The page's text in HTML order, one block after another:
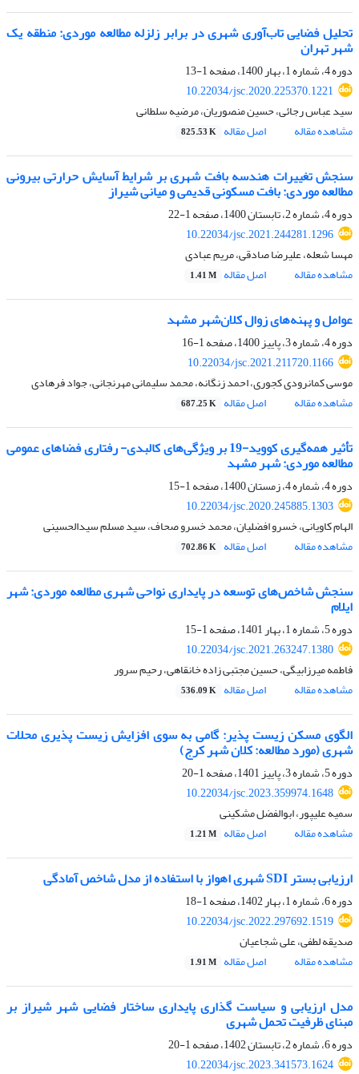
تحلیل فضایی تاب‌آوری شهری در برابر زلزله مطالعه موردی: منطقه یک
شهر تهران
دوره 4، شماره 1، بهار 1400، صفحه
1-13
10.22034/jsc.2020.225370.1221
سید عباس رجائی، حسین منصوریان، مرضیه سلطانی
مشاهده مقاله
اصل مقاله 825.53 K
سنجش تغییرات هندسه بافت شهری بر شرایط آسایش حرارتی بیرونی
مطالعه موردی: بافت مسکونی قدیمی و میانی شیراز
دوره 4، شماره 2، تابستان 1400، صفحه
1-22
10.22034/jsc.2021.244281.1296
مهسا شعله، علیرضا صادقی، مریم عبادی
مشاهده مقاله
اصل مقاله 1.41 M
عوامل و پهنه‌های زوال کلان‌شهر مشهد
دوره 4، شماره 3، پاییز 1400، صفحه
1-16
10.22034/jsc.2021.211720.1166
موسی کمانرودی کجوری، احمد زنگانه، محمد سلیمانی مهرنجانی، جواد فرهادی
مشاهده مقاله
اصل مقاله 687.25 K
تأثیر همه‌گیری کووید-19 بر ویژگی‌های کالبدی- رفتاری فضاهای عمومی
مطالعه موردی: شهر مشهد
دوره 4، شماره 4، زمستان 1400، صفحه
1-15
10.22034/jsc.2020.245885.1303
الهام کاویانی، خسرو افضلیان، محمد خسرو صحاف، سید مسلم سیدالحسینی
مشاهده مقاله
اصل مقاله 702.86 K
سنجش شاخص‌های توسعه در پایداری نواحی شهری مطالعه موردی: شهر
ایلام
دوره 5، شماره 1، بهار 1401، صفحه
1-15
10.22034/jsc.2021.263247.1380
فاطمه میرزابیگی، حسین مجتبی زاده خانقاهی، رحیم سرور
مشاهده مقاله
اصل مقاله 536.09 K
الگوی مسکن زیست پذیر: گامی به سوی افزایش زیست پذیری محلات
شهری (مورد مطالعه: کلان شهر کرج)
دوره 5، شماره 3، پاییز 1401، صفحه
1-20
10.22034/jsc.2023.359974.1648
سمیه علیپور، ابوالفضل مشکینی
مشاهده مقاله
اصل مقاله 1.21 M
ارزیابی بستر SDI شهری اهواز با استفاده از مدل شاخص آمادگی
دوره 6، شماره 1، بهار 1402، صفحه
1-18
10.22034/jsc.2022.297692.1519
صدیقه لطفی، علی شجاعیان
مشاهده مقاله
اصل مقاله 1.91 M
مدل ارزیابی و سیاست گذاری پایداری ساختار فضایی شهر شیراز بر
مبنای ظرفیت تحمل شهری
دوره 6، شماره 2، تابستان 1402، صفحه
1-20
10.22034/jsc.2023.341573.1624